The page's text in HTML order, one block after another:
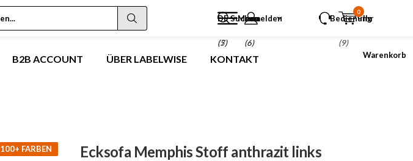
DE Suchen
(5)
anmelden
(6)
Menu
(7)
Bedienung
Ihr
Warenkorb
0
(9)
B2B ACCOUNT ÜBER LABELWISE KONTAKT
100+ FARBEN Ecksofa Memphis Stoff anthrazit links